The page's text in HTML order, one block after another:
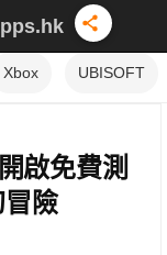
Xbox UBISOFT
啟免費測
險